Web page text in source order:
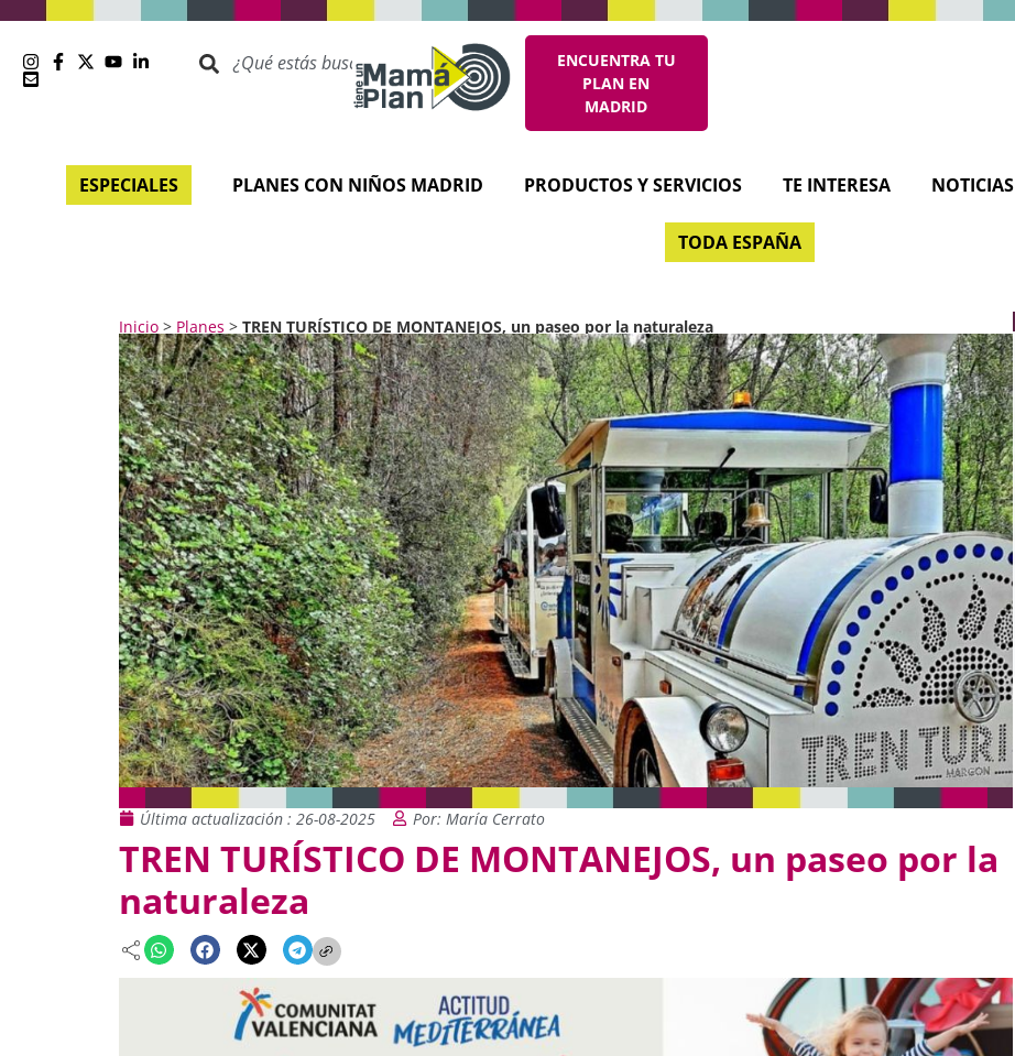
ENCUENTRA TU
PLAN EN
MADRID
ESPECIALES PLANES CON NIÑOS MADRID PRODUCTOS Y SERVICIOS TE INTERESA NOTICIAS
TODA ESPAÑA
Inicio> Planes > TREN TURÍSTICO DE MONTANEJOS, un paseo por la naturaleza
Última actualización : 26-08-2025 Por: María Cerrato
TREN TURÍSTICO DE MONTANEJOS, un paseo por la
naturaleza